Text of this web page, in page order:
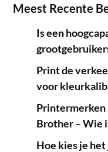
Meest Recente
Is een
Print de
voor
Printermerken
Brother – Wie
Hoe kies je